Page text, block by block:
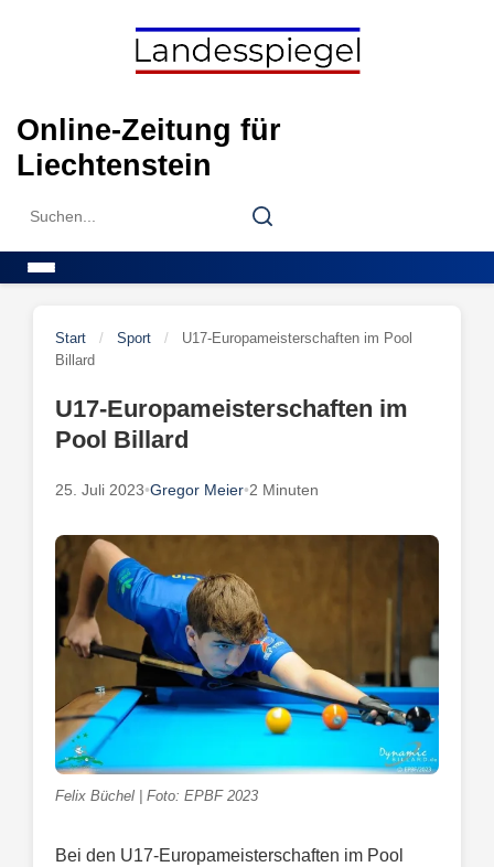
Online-Zeitung für
Liechtenstein
Search
Search
Start / Sport /
U17-Europameisterschaften im Pool
Billard
U17-Europameisterschaften im
Pool Billard
25. Juli 2023•Gregor Meier•2 Minuten
Felix Büchel | Foto: EPBF 2023
Bei den U17-Europameisterschaften im Pool